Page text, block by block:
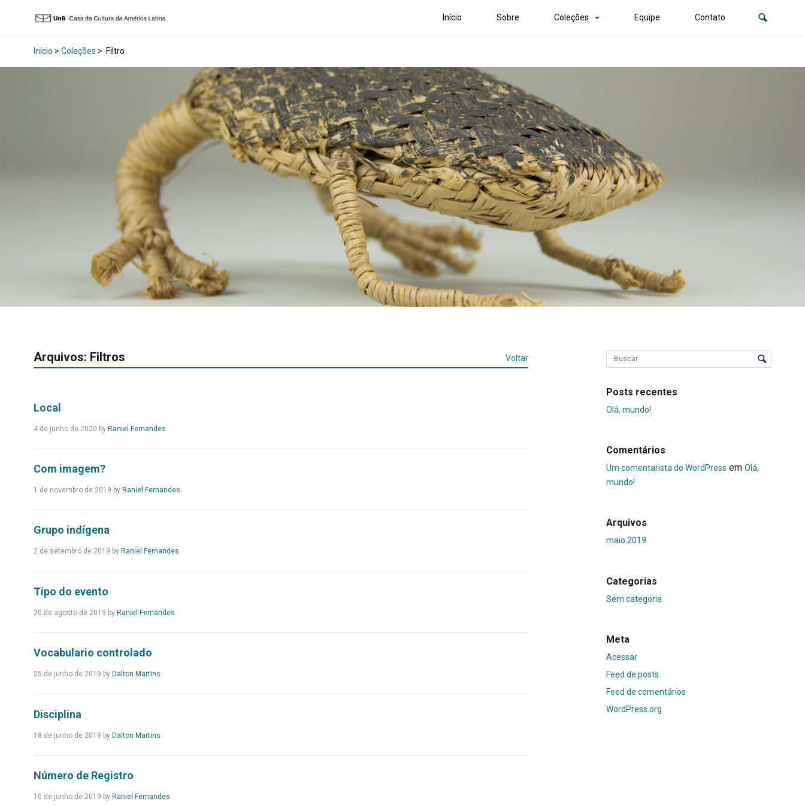
Início Sobre Coleções Equipe Contato
Início > Coleções > Filtro
Arquivos: Filtros Voltar
Local
4 de junho de 2020 by Raniel Fernandes
Com imagem?
1 de novembro de 2019 by Raniel Fernandes
Grupo indígena
2 de setembro de 2019 by Raniel Fernandes
Tipo do evento
20 de agosto de 2019 by Raniel Fernandes
Vocabulario controlado
25 de junho de 2019 by Dalton Martins
Disciplina
18 de junho de 2019 by Dalton Martins
Número de Registro
10 de junho de 2019 by Raniel Fernandes
Posts recentes
Olá, mundo!
Comentários
Um comentarista do WordPress em Olá,
mundo!
Arquivos
maio 2019
Categorias
Sem categoria
Meta
Acessar
Feed de posts
Feed de comentários
WordPress.org